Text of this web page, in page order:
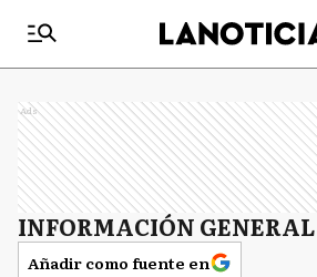
Ads
INFORMACIÓN GENERAL
Añadir como fuente en